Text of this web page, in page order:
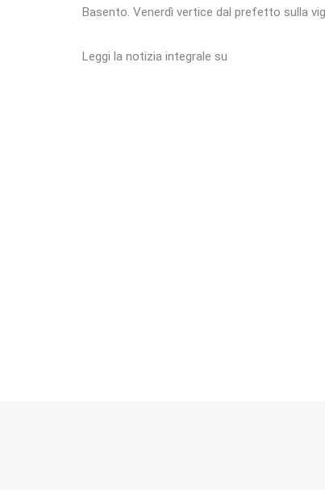
Basento. Venerdì vertice dal prefetto sulla
Leggi la notizia integrale su